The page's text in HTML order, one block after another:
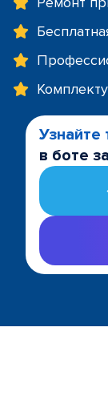
Узнайте
в боте